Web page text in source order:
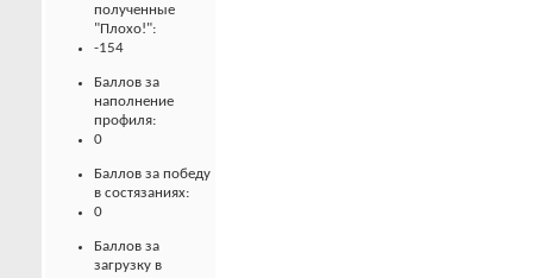
полученные
"Плохо!":
-154
Баллов за
наполнение
профиля:
0
Баллов за победу
в состязаниях:
0
Баллов за
загрузку в